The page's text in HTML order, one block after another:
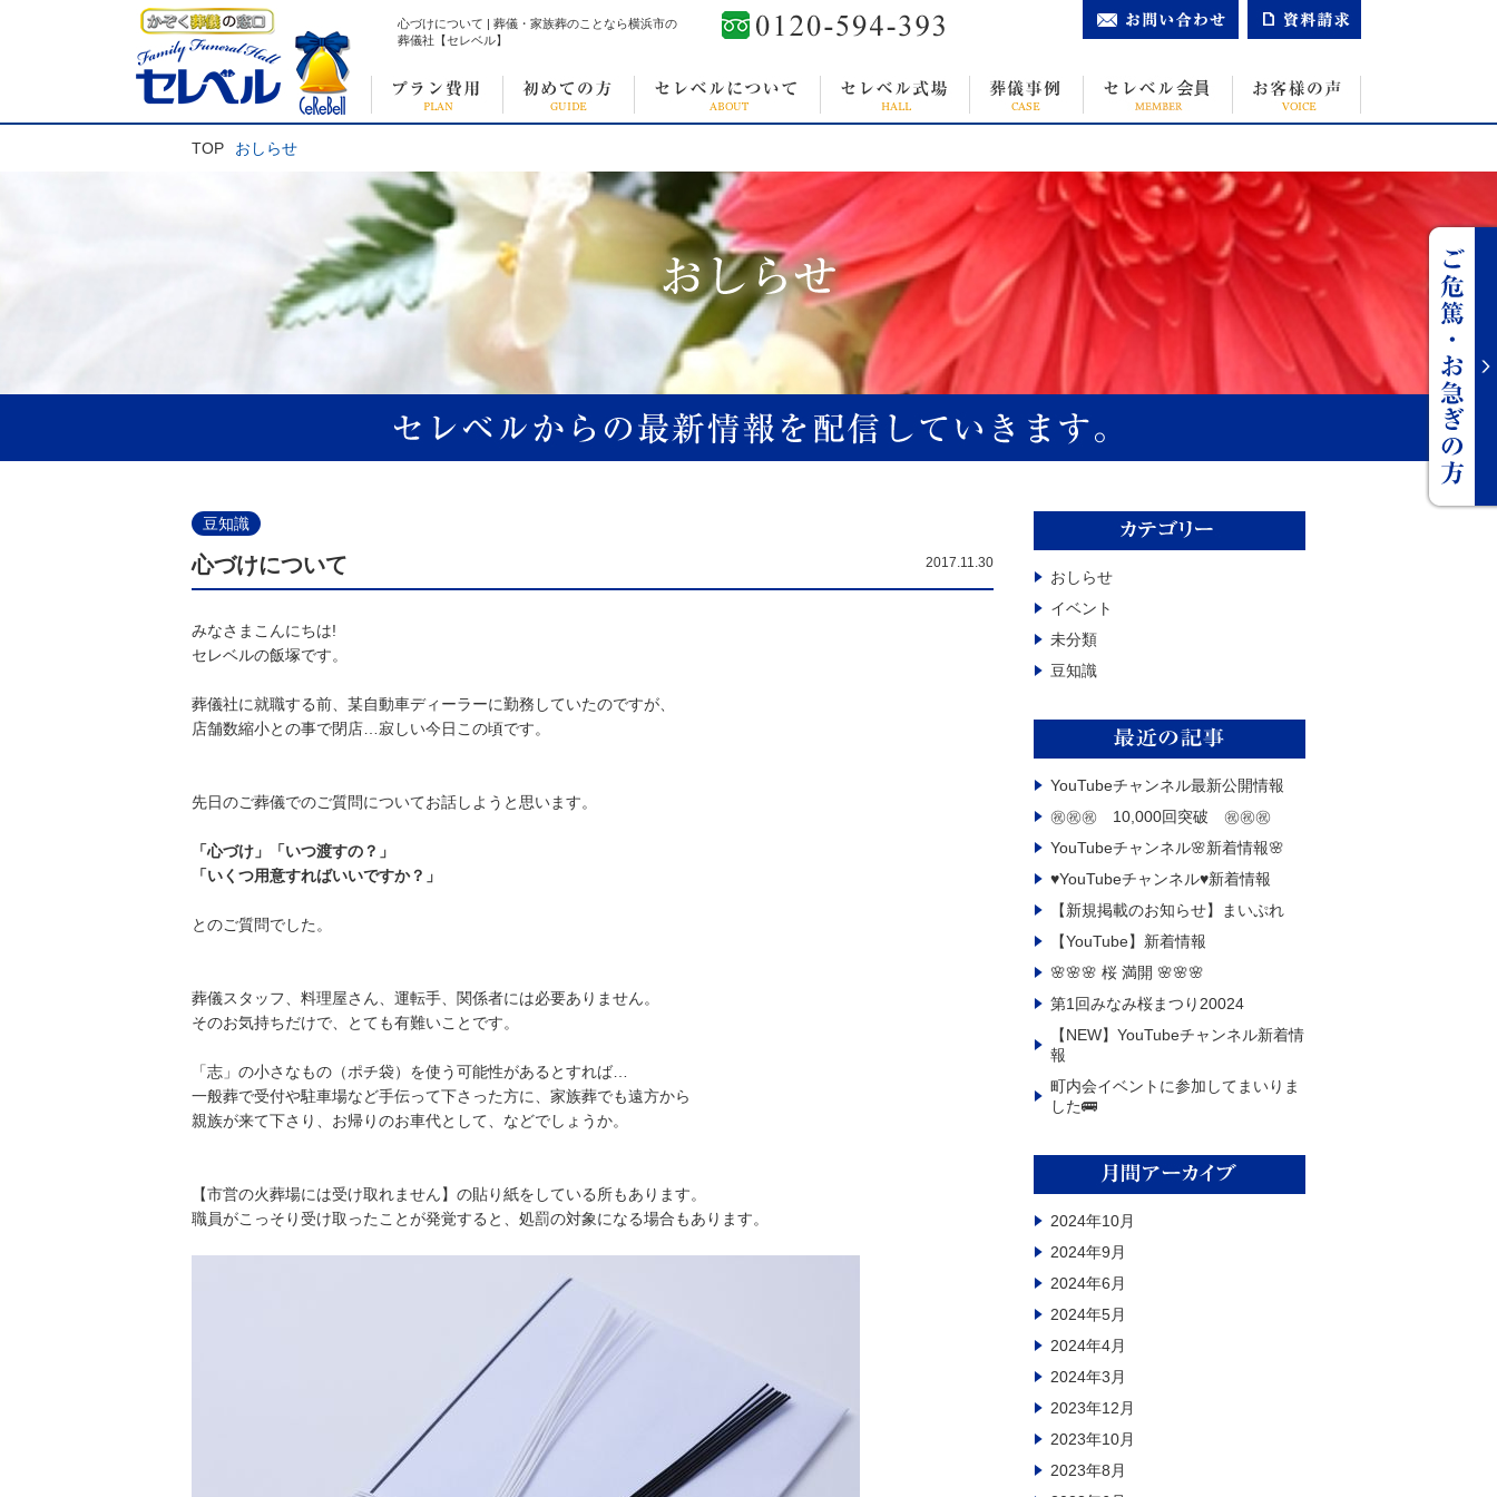
心づけについて | 葬儀・家族葬のことなら横浜市の
葬儀社【セレベル】
TOP おしらせ
豆知識
2017.11.30
心づけについて
みなさまこんにちは!
セレベルの飯塚です。
葬儀社に就職する前、某自動車ディーラーに勤務していたのですが、
店舗数縮小との事で閉店…寂しい今日この頃です。
先日のご葬儀でのご質問についてお話しようと思います。
「心づけ」「いつ渡すの？」
「いくつ用意すればいいですか？」
とのご質問でした。
葬儀スタッフ、料理屋さん、運転手、関係者には必要ありません。
そのお気持ちだけで、とても有難いことです。
「志」の小さなもの（ポチ袋）を使う可能性があるとすれば…
一般葬で受付や駐車場など手伝って下さった方に、家族葬でも遠方から
親族が来て下さり、お帰りのお車代として、などでしょうか。
【市営の火葬場には受け取れません】の貼り紙をしている所もあります。
職員がこっそり受け取ったことが発覚すると、処罰の対象になる場合もあります。
おしらせ
イベント
未分類
豆知識
YouTubeチャンネル最新公開情報
㊗㊗㊗ 10,000回突破 ㊗㊗㊗
YouTubeチャンネル🌸新着情報🌸
♥YouTubeチャンネル♥新着情報
【新規掲載のお知らせ】まいぷれ
【YouTube】️新着情報
🌸🌸🌸 桜 満開 🌸🌸🌸
第1回みなみ桜まつり20024
【NEW】YouTubeチャンネル新着情
報
町内会イベントに参加してまいりま
した🚌
2024年10月
2024年9月
2024年6月
2024年5月
2024年4月
2024年3月
2023年12月
2023年10月
2023年8月